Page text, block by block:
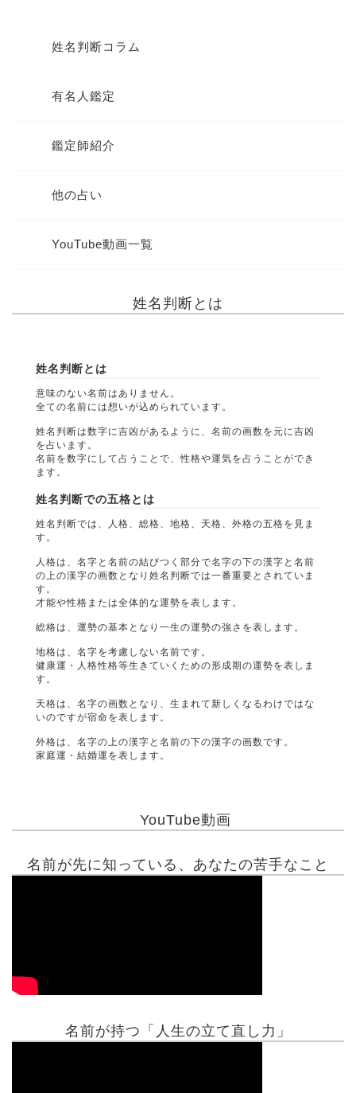
姓名判断コラム
有名人鑑定
鑑定師紹介
他の占い
YouTube動画一覧
姓名判断とは
姓名判断とは
意味のない名前はありません。
全ての名前には想いが込められています。
姓名判断は数字に吉凶があるように、名前の画数を元に吉凶
を占います。
名前を数字にして占うことで、性格や運気を占うことができ
ます。
姓名判断での五格とは
姓名判断では、人格、総格、地格、天格、外格の五格を見ま
す。
人格は、名字と名前の結びつく部分で名字の下の漢字と名前
の上の漢字の画数となり姓名判断では一番重要とされていま
す。
才能や性格または全体的な運勢を表します。
総格は、運勢の基本となり一生の運勢の強さを表します。
地格は、名字を考慮しない名前です。
健康運・人格性格等生きていくための形成期の運勢を表しま
す。
天格は、名字の画数となり、生まれて新しくなるわけではな
いのですが宿命を表します。
外格は、名字の上の漢字と名前の下の漢字の画数です。
家庭運・結婚運を表します。
YouTube動画
名前が先に知っている、あなたの苦手なこと
名前が持つ「人生の立て直し力」